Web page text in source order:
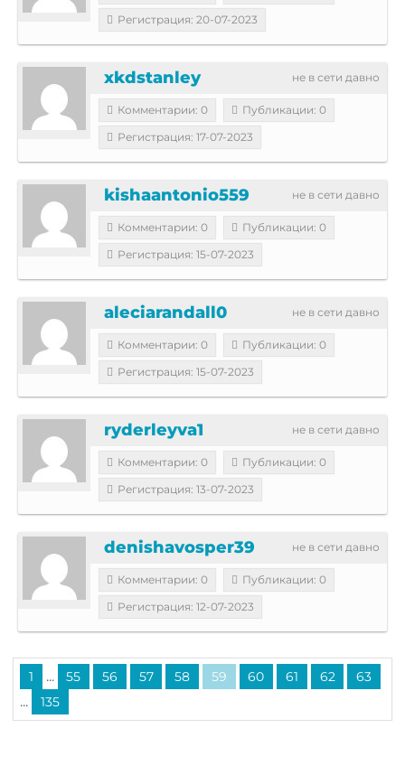
Регистрация: 20-07-2023
не в сети давно
xkdstanley
Комментарии: 0
Публикации: 0
Регистрация: 17-07-2023
не в сети давно
kishaantonio559
Комментарии: 0
Публикации: 0
Регистрация: 15-07-2023
не в сети давно
aleciarandall0
Комментарии: 0
Публикации: 0
Регистрация: 15-07-2023
не в сети давно
ryderleyva1
Комментарии: 0
Публикации: 0
Регистрация: 13-07-2023
не в сети давно
denishavosper39
Комментарии: 0
Публикации: 0
Регистрация: 12-07-2023
1 ... 55 56 57 58 59 60 61 62 63
... 135